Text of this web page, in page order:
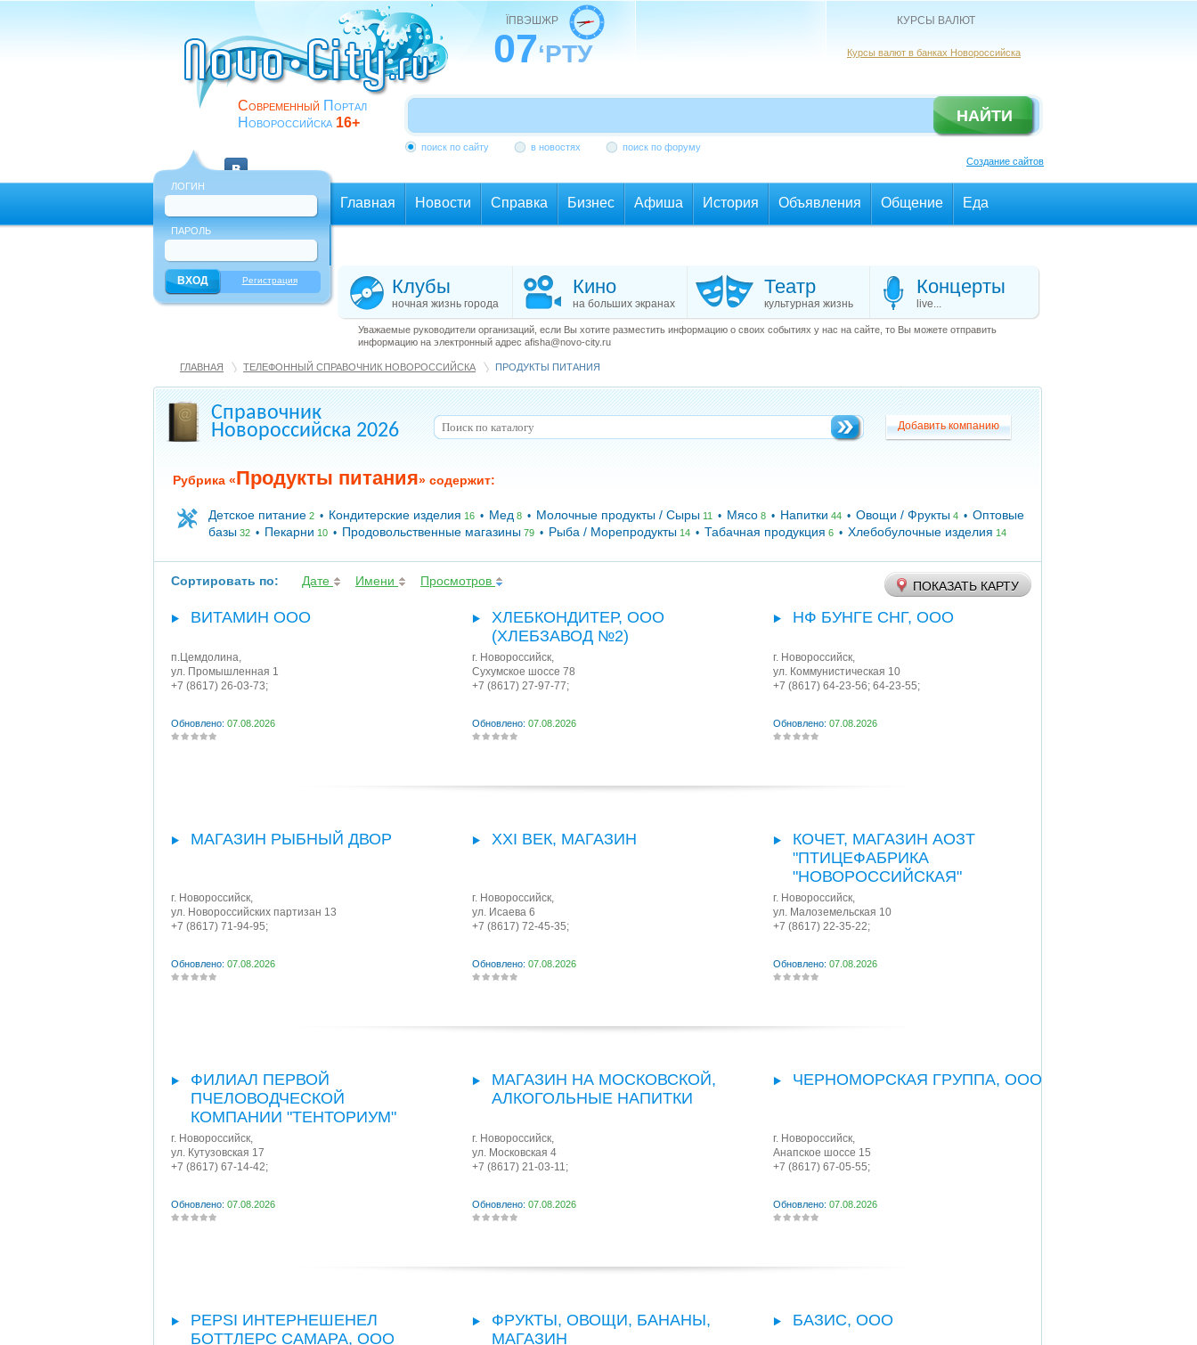
Современный Портал
Новороссийска 16+
ЇПВЭШЖР
07‘РТУ
КУРСЫ ВАЛЮТ
Курсы валют в банках Новороссийска
поиск по сайту в новостях
поиск по форуму
Создание сайтов
ЛОГИН
ПАРОЛЬ
Регистрация
Главная Новости Справка Бизнес Афиша История Объявления Общение Еда
Клубы
ночная жизнь города
Кино
на больших экранах
Театр
культурная жизнь
Концерты
live...
Уважаемые руководители организаций, если Вы хотите разместить информацию о своих событиях у нас на сайте, то Вы можете отправить
информацию на электронный адрес afisha@novo-city.ru
ГЛАВНАЯ ТЕЛЕФОННЫЙ СПРАВОЧНИК НОВОРОССИЙСКА ПРОДУКТЫ ПИТАНИЯ
Справочник
Новороссийска 2026
Добавить компанию
Добавить компанию
Рубрика «Продукты питания» содержит:
Детское питание 2 • Кондитерские изделия 16 • Мед 8 • Молочные продукты / Сыры 11 • Мясо 8 • Напитки 44 • Овощи / Фрукты 4 • Оптовые
базы 32 • Пекарни 10 • Продовольственные магазины 79 • Рыба / Морепродукты 14 • Табачная продукция 6 • Хлебобулочные изделия 14
Сортировать по: Дате Имени Просмотров ПОКАЗАТЬ КАРТУ
ВИТАМИН ООО
п.Цемдолина,
ул. Промышленная 1
+7 (8617) 26-03-73;
Обновлено: 07.08.2026
ХЛЕБКОНДИТЕР, ООО
(ХЛЕБЗАВОД №2)
г. Новороссийск,
Сухумское шоссе 78
+7 (8617) 27-97-77;
Обновлено: 07.08.2026
НФ БУНГЕ СНГ, ООО
г. Новороссийск,
ул. Коммунистическая 10
+7 (8617) 64-23-56; 64-23-55;
Обновлено: 07.08.2026
МАГАЗИН РЫБНЫЙ ДВОР
г. Новороссийск,
ул. Новороссийских партизан 13
+7 (8617) 71-94-95;
Обновлено: 07.08.2026
XXI ВЕК, МАГАЗИН
г. Новороссийск,
ул. Исаева 6
+7 (8617) 72-45-35;
Обновлено: 07.08.2026
КОЧЕТ, МАГАЗИН АОЗТ
"ПТИЦЕФАБРИКА
"НОВОРОССИЙСКАЯ"
г. Новороссийск,
ул. Малоземельская 10
+7 (8617) 22-35-22;
Обновлено: 07.08.2026
ФИЛИАЛ ПЕРВОЙ
ПЧЕЛОВОДЧЕСКОЙ
КОМПАНИИ "ТЕНТОРИУМ"
г. Новороссийск,
ул. Кутузовская 17
+7 (8617) 67-14-42;
Обновлено: 07.08.2026
МАГАЗИН НА МОСКОВСКОЙ,
АЛКОГОЛЬНЫЕ НАПИТКИ
г. Новороссийск,
ул. Московская 4
+7 (8617) 21-03-11;
Обновлено: 07.08.2026
ЧЕРНОМОРСКАЯ ГРУППА, ООО
г. Новороссийск,
Анапское шоссе 15
+7 (8617) 67-05-55;
Обновлено: 07.08.2026
PEPSI ИНТЕРНЕШЕНЕЛ
БОТТЛЕРС САМАРА, ООО
ФРУКТЫ, ОВОЩИ, БАНАНЫ,
МАГАЗИН
БАЗИС, ООО